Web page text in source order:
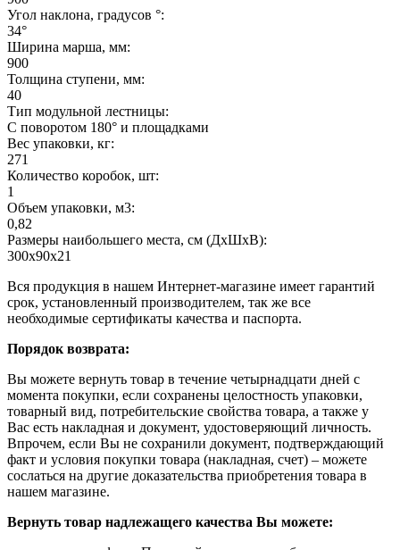
Угол наклона, градусов °:
34°
Ширина марша, мм:
900
Толщина ступени, мм:
40
Тип модульной лестницы:
С поворотом 180° и площадками
Вес упаковки, кг:
271
Количество коробок, шт:
1
Объем упаковки, м3:
0,82
Размеры наибольшего места, см (ДхШхВ):
300х90х21
Вся продукция в нашем Интернет-магазине имеет гарантий
срок, установленный производителем, так же все
необходимые сертификаты качества и паспорта.
Порядок возврата:
Вы можете вернуть товар в течение четырнадцати дней с
момента покупки, если сохранены целостность упаковки,
товарный вид, потребительские свойства товара, а также у
Вас есть накладная и документ, удостоверяющий личность.
Впрочем, если Вы не сохранили документ, подтверждающий
факт и условия покупки товара (накладная, счет) – можете
сослаться на другие доказательства приобретения товара в
нашем магазине.
Вернуть товар надлежащего качества Вы можете: